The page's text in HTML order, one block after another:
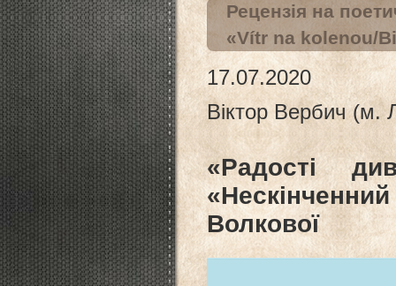
Рецензія на
«Vítr na kolenou/
17.07.2020
Віктор Вербич (м.
«Радості
Волкової